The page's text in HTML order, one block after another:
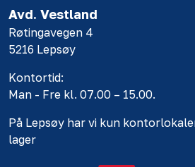
Avd. Vestland
Røtingavegen 4
5216 Lepsøy
Kontortid:
Man - Fre kl. 07.00 – 15.00.
På Lepsøy har vi kun
lager